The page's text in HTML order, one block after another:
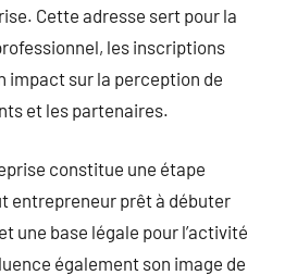
Cette adresse sert pour la
les inscriptions
impact sur la perception de
et les partenaires.
constitue une étape
entrepreneur prêt à débuter
une base légale pour l’activité
également son image de